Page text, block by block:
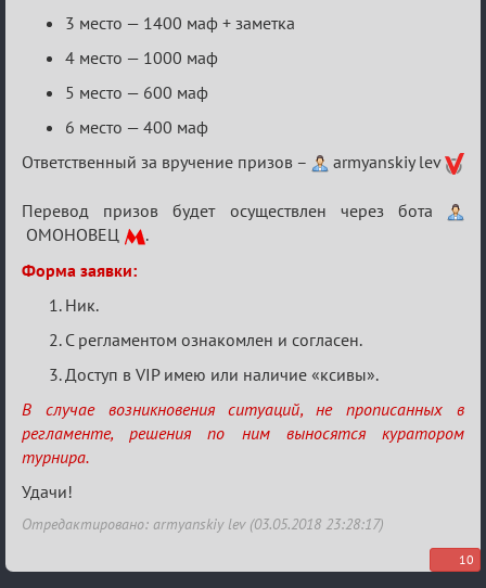
3 место — 1400 маф + заметка
4 место — 1000 маф
5 место — 600 маф
6 место — 400 маф
Ответственный за вручение призов –
armyanskiy lev
Перевод призов будет осуществлен через ботa
ОМОНОВЕЦ
.
Форма заявки:
Ник.
С регламентом ознакомлен и согласен.
Доступ в VIP имею или наличие «ксивы».
В случае возникновения ситуаций, не прописанных в
регламенте, решения по ним выносятся куратором
турнира.
Удачи!
Отредактировано: armyanskiy lev (03.05.2018 23:28:17)
10